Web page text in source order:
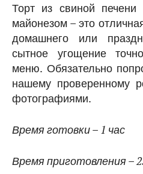
Торт из свиной
майонезом – это
домашнего или
сытное угощение
меню. Обязательно
нашему проверенному
фотографиями.
Время готовки – 1 час
Время приготовления –